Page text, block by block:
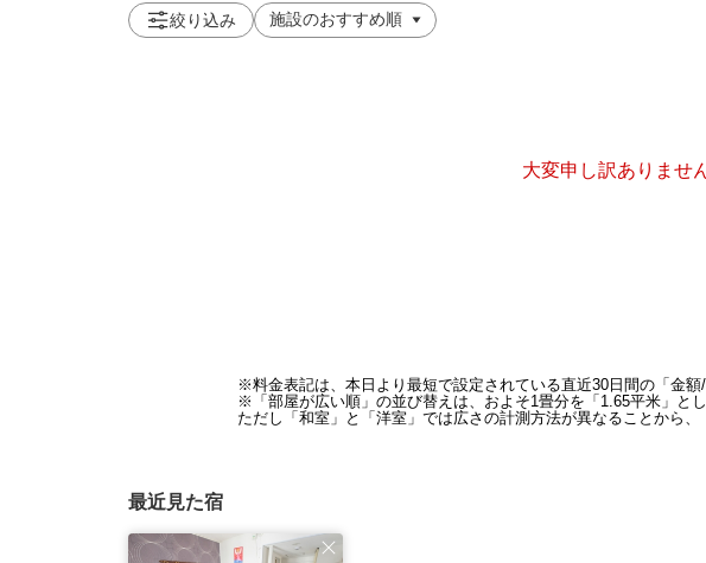
絞り込み
大変申し訳ありませ
※料金表記は、本日より最短で設定されている直近30日間の「金額
※「部屋が広い順」の並び替えは、およそ1畳分を「1.65平米」と
ただし「和室」と「洋室」では広さの計測方法が異なることから
最近見た宿